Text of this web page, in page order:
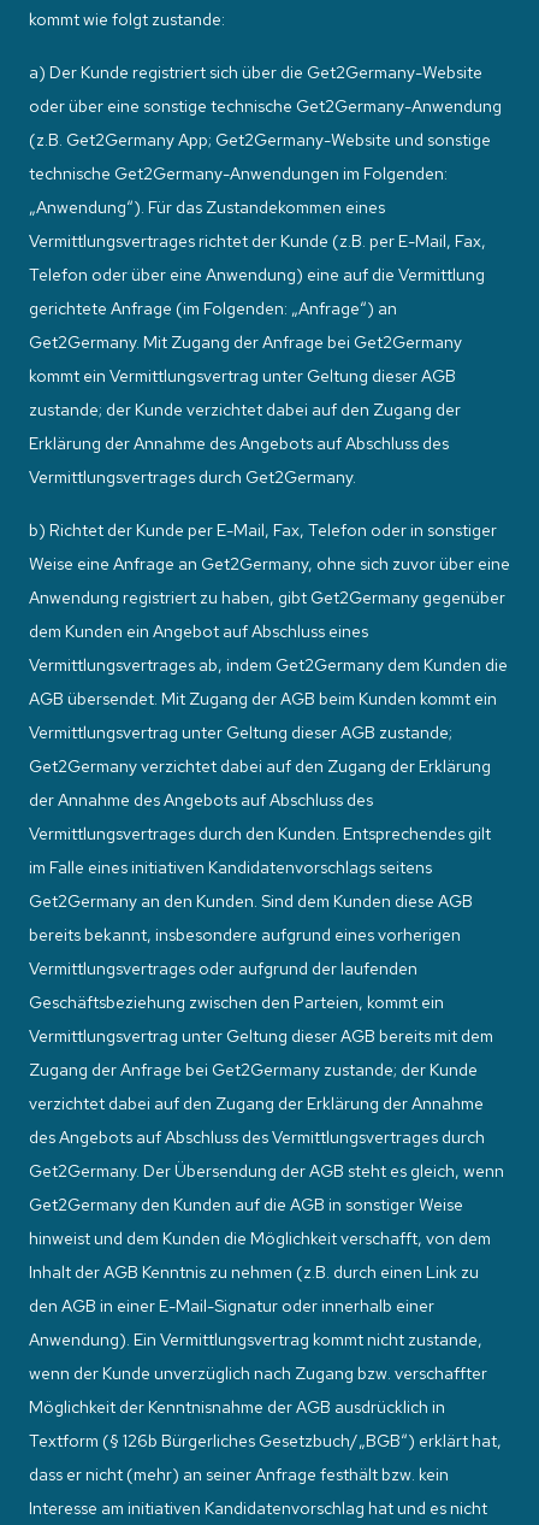
kommt wie folgt zustande:
a) Der Kunde registriert sich über die Get2Germany-Website
oder über eine sonstige technische Get2Germany-Anwendung
(z.B. Get2Germany App; Get2Germany-Website und sonstige
technische Get2Germany-Anwendungen im Folgenden:
„Anwendung“). Für das Zustandekommen eines
Vermittlungsvertrages richtet der Kunde (z.B. per E-Mail, Fax,
Telefon oder über eine Anwendung) eine auf die Vermittlung
gerichtete Anfrage (im Folgenden: „Anfrage“) an
Get2Germany. Mit Zugang der Anfrage bei Get2Germany
kommt ein Vermittlungsvertrag unter Geltung dieser AGB
zustande; der Kunde verzichtet dabei auf den Zugang der
Erklärung der Annahme des Angebots auf Abschluss des
Vermittlungsvertrages durch Get2Germany.
b) Richtet der Kunde per E-Mail, Fax, Telefon oder in sonstiger
Weise eine Anfrage an Get2Germany, ohne sich zuvor über eine
Anwendung registriert zu haben, gibt Get2Germany gegenüber
dem Kunden ein Angebot auf Abschluss eines
Vermittlungsvertrages ab, indem Get2Germany dem Kunden die
AGB übersendet. Mit Zugang der AGB beim Kunden kommt ein
Vermittlungsvertrag unter Geltung dieser AGB zustande;
Get2Germany verzichtet dabei auf den Zugang der Erklärung
der Annahme des Angebots auf Abschluss des
Vermittlungsvertrages durch den Kunden. Entsprechendes gilt
im Falle eines initiativen Kandidatenvorschlags seitens
Get2Germany an den Kunden. Sind dem Kunden diese AGB
bereits bekannt, insbesondere aufgrund eines vorherigen
Vermittlungsvertrages oder aufgrund der laufenden
Geschäftsbeziehung zwischen den Parteien, kommt ein
Vermittlungsvertrag unter Geltung dieser AGB bereits mit dem
Zugang der Anfrage bei Get2Germany zustande; der Kunde
verzichtet dabei auf den Zugang der Erklärung der Annahme
des Angebots auf Abschluss des Vermittlungsvertrages durch
Get2Germany. Der Übersendung der AGB steht es gleich, wenn
Get2Germany den Kunden auf die AGB in sonstiger Weise
hinweist und dem Kunden die Möglichkeit verschafft, von dem
Inhalt der AGB Kenntnis zu nehmen (z.B. durch einen Link zu
den AGB in einer E-Mail-Signatur oder innerhalb einer
Anwendung). Ein Vermittlungsvertrag kommt nicht zustande,
wenn der Kunde unverzüglich nach Zugang bzw. verschaffter
Möglichkeit der Kenntnisnahme der AGB ausdrücklich in
Textform (§ 126b Bürgerliches Gesetzbuch/„BGB“) erklärt hat,
dass er nicht (mehr) an seiner Anfrage festhält bzw. kein
Interesse am initiativen Kandidatenvorschlag hat und es nicht